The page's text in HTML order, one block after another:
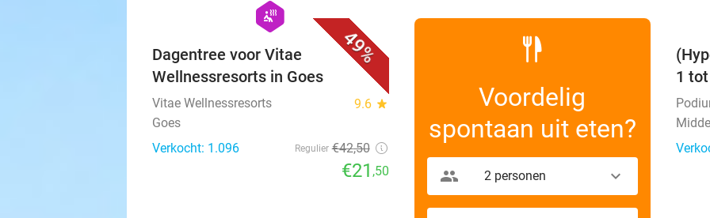
49%
hexagon
wellness
Dagentree voor Vitae
Wellnessresorts in Goes
Vitae Wellnessresorts 9.6 star
Goes
Verkocht: 1.096
Regulier €42,50
€21 ,50
Voordelig
spontaan uit eten?
2 personen
1